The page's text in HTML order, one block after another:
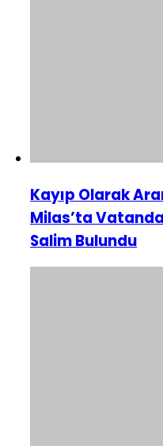
Kayıp Olarak
Milas’ta
Salim Bulundu